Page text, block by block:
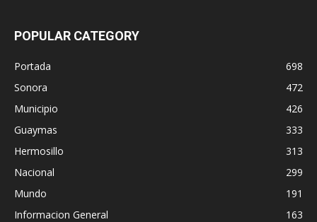
POPULAR CATEGORY
Portada
698
Sonora
472
Municipio
426
Guaymas
333
Hermosillo
313
Nacional
299
Mundo
191
Informacion General
163